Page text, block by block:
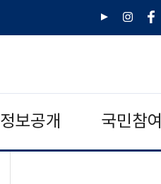
유
인
페
정보공개 국민참여